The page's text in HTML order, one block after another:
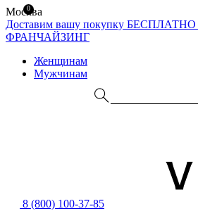
Москва
Доставим вашу покупку БЕСПЛАТНО
ФРАНЧАЙЗИНГ
Женщинам
Мужчинам
8 (800) 100-37-85
0